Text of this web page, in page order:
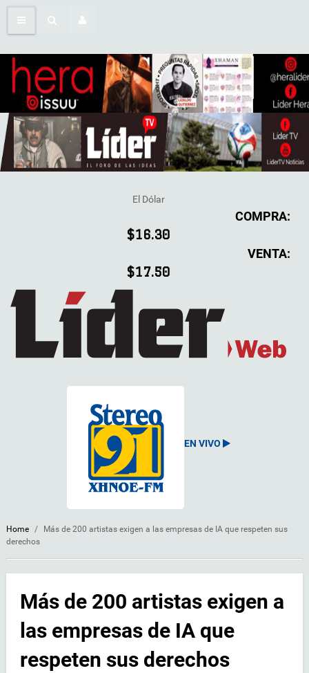
El Dólar
COMPRA:
$16.30
VENTA:
$17.50
EN VIVO
Home /
Más de 200 artistas exigen a las empresas de IA que respeten sus
derechos
Más de 200 artistas exigen a
las empresas de IA que
respeten sus derechos